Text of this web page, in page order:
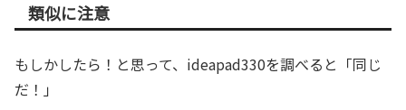
類似に注意
もしかしたら！と思って、ideapad330を調べると「同じ
だ！」